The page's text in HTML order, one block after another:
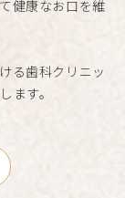
健康なお口を維
る歯科クリニッ
ます。